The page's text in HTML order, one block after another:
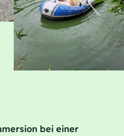
bei einer